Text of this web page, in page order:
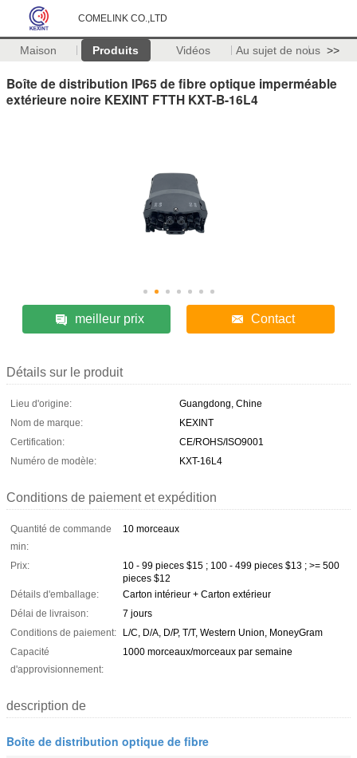
COMELINK CO.,LTD
Maison Produits Vidéos Au sujet de nous >>
Boîte de distribution IP65 de fibre optique imperméable
extérieure noire KEXINT FTTH KXT-B-16L4
meilleur prix Contact
Détails sur le produit
Lieu d'origine:
Guangdong, Chine
Nom de marque:
KEXINT
Certification:
CE/ROHS/ISO9001
Numéro de modèle:
KXT-16L4
Conditions de paiement et expédition
Quantité de commande
min:
10 morceaux
Prix:
10 - 99 pieces $15 ; 100 - 499 pieces $13 ; >= 500
pieces $12
Détails d'emballage:
Carton intérieur + Carton extérieur
Délai de livraison:
7 jours
Conditions de paiement:
L/C, D/A, D/P, T/T, Western Union, MoneyGram
Capacité
d'approvisionnement:
1000 morceaux/morceaux par semaine
description de
Boîte de distribution optique de fibre